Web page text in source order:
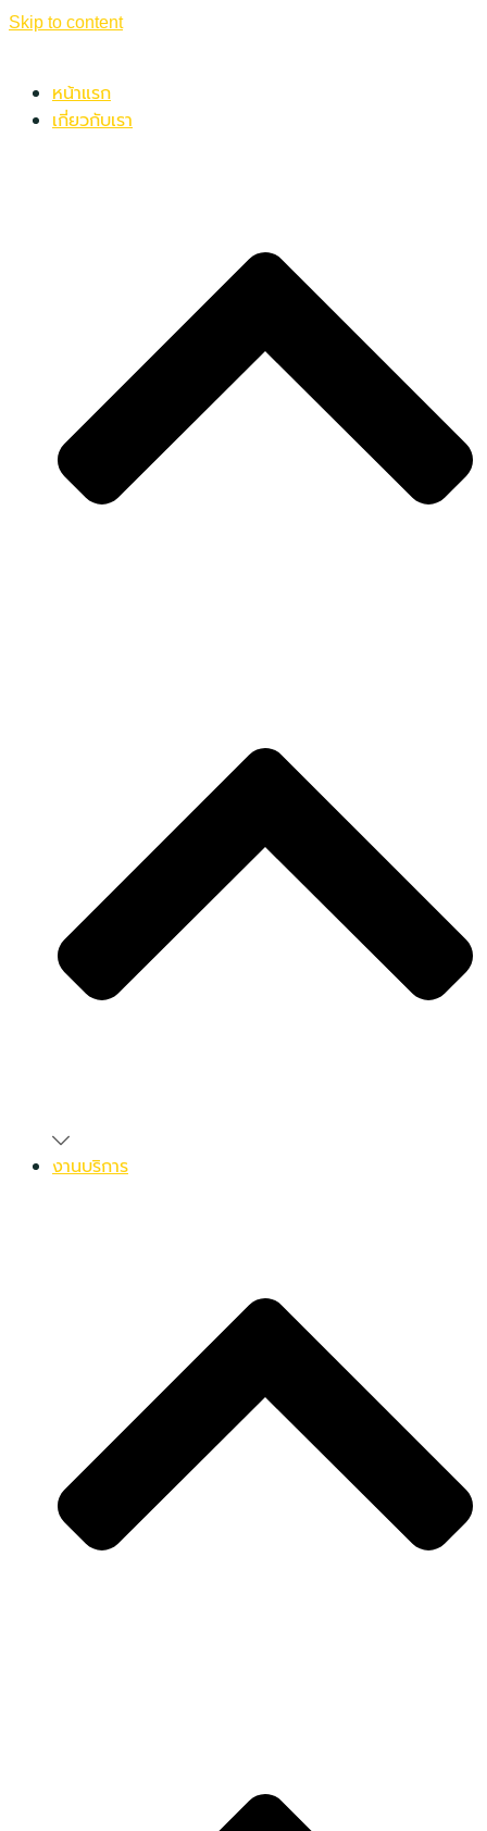
Skip to content
หน้าแรก
เกี่ยวกับเรา
งานบริการ